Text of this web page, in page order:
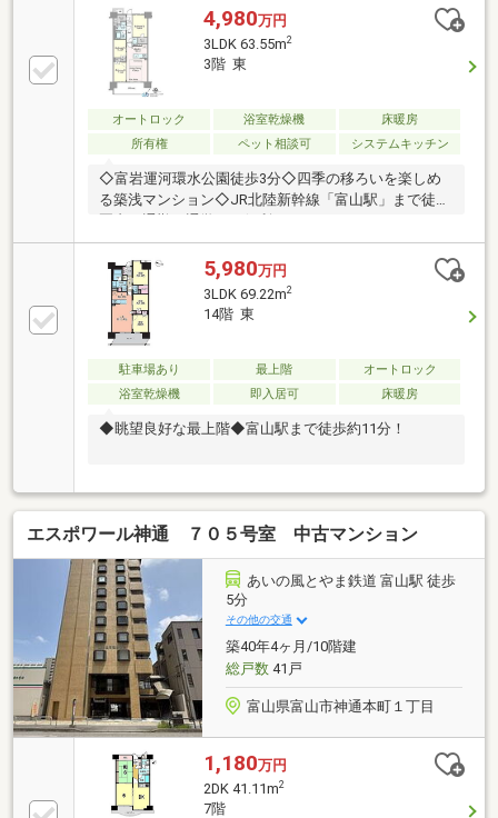
4,980万円
3LDK 63.55m2
3階 東
オートロック 浴室乾燥機
床暖房
所有権
ペット相談可 システムキッチン
◇富岩運河環水公園徒歩3分◇四季の移ろいを楽しめ
る築浅マンション◇JR北陸新幹線「富山駅」まで徒歩
5,980万円
3LDK 69.22m2
14階 東
駐車場あり 最上階
オートロック
浴室乾燥機
即入居可 床暖房
◆眺望良好な最上階◆富山駅まで徒歩約11分！
エスポワール神通 ７０５号室 中古マンション
あいの風とやま鉄道 富山駅 徒歩
5分
その他の交通
築40年4ヶ月/10階建
総戸数41戸
富山県富山市神通本町１丁目
1,180万円
2DK 41.11m2
7階